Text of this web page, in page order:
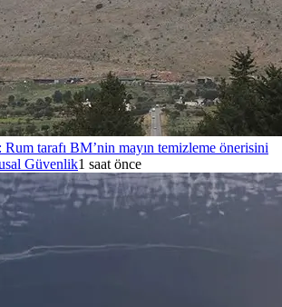
Rum tarafı BM’nin mayın temizleme önerisini
Güvenlik1 saat önce